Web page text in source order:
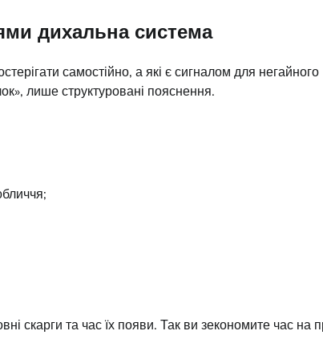
дихальна система
самостійно, а які є сигналом для негайного
лише структуровані пояснення.
скарги та час їх появи. Так ви зекономите час на